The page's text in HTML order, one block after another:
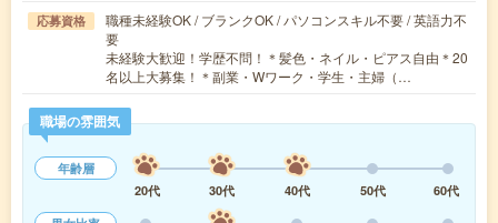
応募資格
職種未経験OK / ブランクOK / パソコンスキル不要 / 英語力不
要
未経験大歓迎！学歴不問！＊髪色・ネイル・ピアス自由＊20
名以上大募集！＊副業・Wワーク・学生・主婦（…
職場の雰囲気
年齢層
20代
30代 40代 50代
60代